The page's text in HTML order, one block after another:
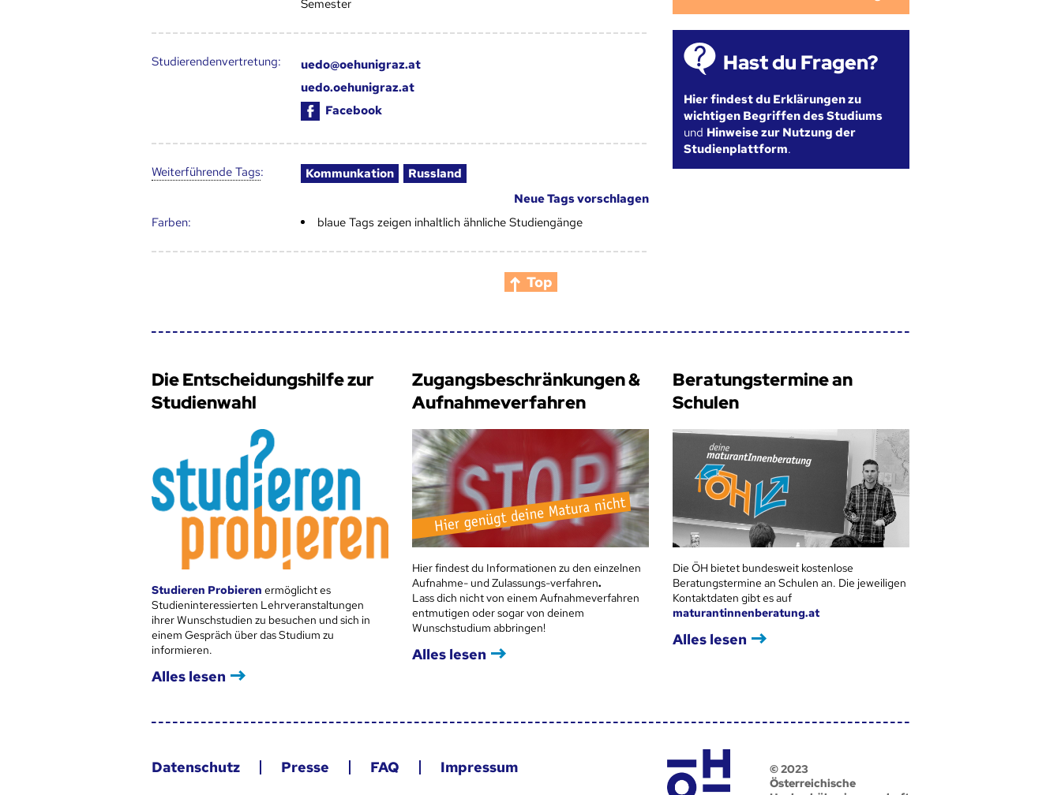
Semester
Studierendenvertretung:
uedo@oehunigraz.at
uedo.oehunigraz.at
Facebook
Weiter­führende Tags: Kommunkation
Russland
Neue Tags vorschlagen
Farben:
blaue Tags zeigen inhaltlich ähnliche Studiengänge
Hast du Fragen?
Hier findest du Erklärungen zu
wichtigen Begriffen des Studiums
und Hinweise zur Nutzung der
Studienplattform.
Top
Die Entscheidungshilfe zur
Studienwahl
Studieren Probieren ermöglicht es
Studieninteressierten Lehrveranstaltungen
ihrer Wunschstudien zu besuchen und sich in
einem Gespräch über das Studium zu
informieren.
Alles lesen
Zugangsbeschränkungen &
Aufnahmeverfahren
Hier findest du Informationen zu den einzelnen
Aufnahme- und Zulassungs-verfahren.
Lass dich nicht von einem Aufnahmeverfahren
entmutigen oder sogar von deinem
Wunschstudium abbringen!
Alles lesen
Beratungstermine an
Schulen
Die ÖH bietet bundesweit kostenlose
Beratungstermine an Schulen an. Die jeweiligen
Kontaktdaten gibt es auf
maturantinnenberatung.at
Alles lesen
Datenschutz Presse FAQ Impressum
© 2023
Österreichische